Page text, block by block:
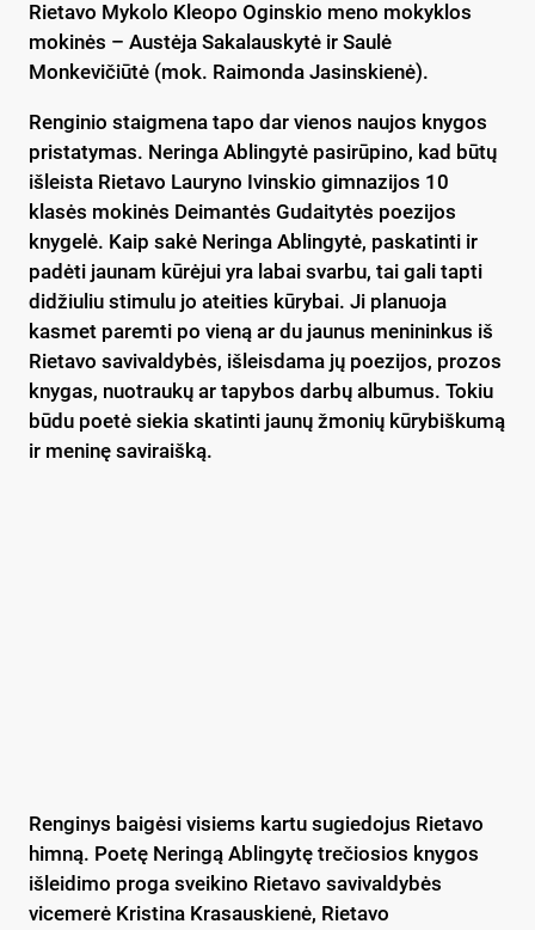
Rietavo Mykolo Kleopo Oginskio meno mokyklos
mokinės – Austėja Sakalauskytė ir Saulė
Monkevičiūtė (mok. Raimonda Jasinskienė).
Renginio staigmena tapo dar vienos naujos knygos
pristatymas. Neringa Ablingytė pasirūpino, kad būtų
išleista Rietavo Lauryno Ivinskio gimnazijos 10
klasės mokinės Deimantės Gudaitytės poezijos
knygelė. Kaip sakė Neringa Ablingytė, paskatinti ir
padėti jaunam kūrėjui yra labai svarbu, tai gali tapti
didžiuliu stimulu jo ateities kūrybai. Ji planuoja
kasmet paremti po vieną ar du jaunus menininkus iš
Rietavo savivaldybės, išleisdama jų poezijos, prozos
knygas, nuotraukų ar tapybos darbų albumus. Tokiu
būdu poetė siekia skatinti jaunų žmonių kūrybiškumą
ir meninę saviraišką.
Renginys baigėsi visiems kartu sugiedojus Rietavo
himną. Poetę Neringą Ablingytę trečiosios knygos
išleidimo proga sveikino Rietavo savivaldybės
vicemerė Kristina Krasauskienė, Rietavo